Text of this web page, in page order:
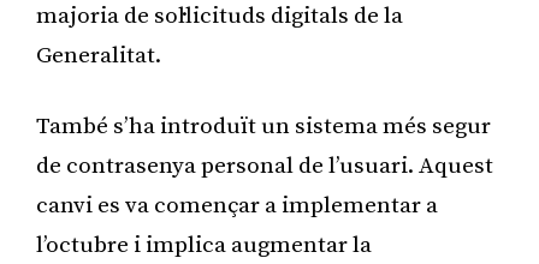
majoria de sol·licituds digitals de la
Generalitat.
També s’ha introduït un sistema més segur
de contrasenya personal de l’usuari. Aquest
canvi es va començar a implementar a
l’octubre i implica augmentar la